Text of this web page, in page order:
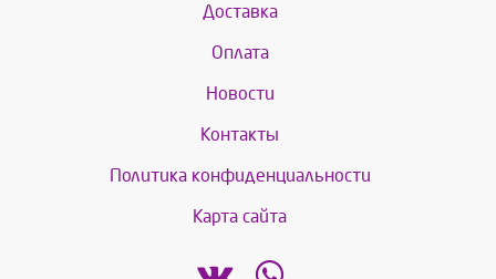
Доставка
Оплата
Новости
Контакты
Политика конфиденциальности
Карта сайта